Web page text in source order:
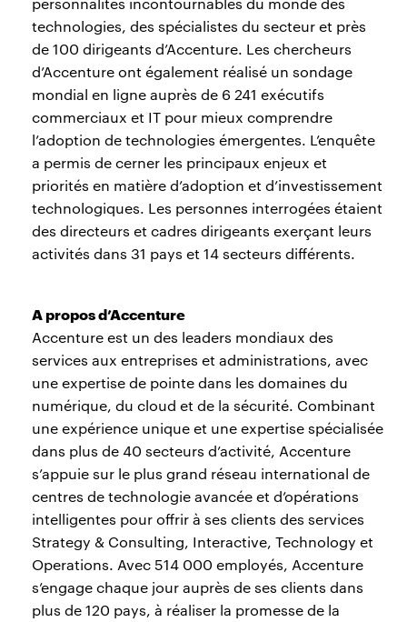
technologies, des spécialistes du secteur et près
de 100 dirigeants d’Accenture. Les chercheurs
d’Accenture ont également réalisé un sondage
mondial en ligne auprès de 6 241 exécutifs
commerciaux et IT pour mieux comprendre
l’adoption de technologies émergentes. L’enquête
a permis de cerner les principaux enjeux et
priorités en matière d’adoption et d’investissement
technologiques. Les personnes interrogées étaient
des directeurs et cadres dirigeants exerçant leurs
activités dans 31 pays et 14 secteurs différents.
A propos d’Accenture
Accenture est un des leaders mondiaux des
services aux entreprises et administrations, avec
une expertise de pointe dans les domaines du
numérique, du cloud et de la sécurité. Combinant
une expérience unique et une expertise spécialisée
dans plus de 40 secteurs d’activité, Accenture
s’appuie sur le plus grand réseau international de
centres de technologie avancée et d’opérations
intelligentes pour offrir à ses clients des services
Strategy & Consulting, Interactive, Technology et
Operations. Avec 514 000 employés, Accenture
s’engage chaque jour auprès de ses clients dans
plus de 120 pays, à réaliser la promesse de la